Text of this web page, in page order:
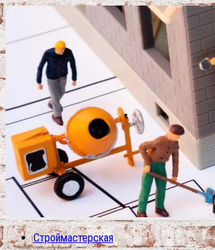
Строймастерская